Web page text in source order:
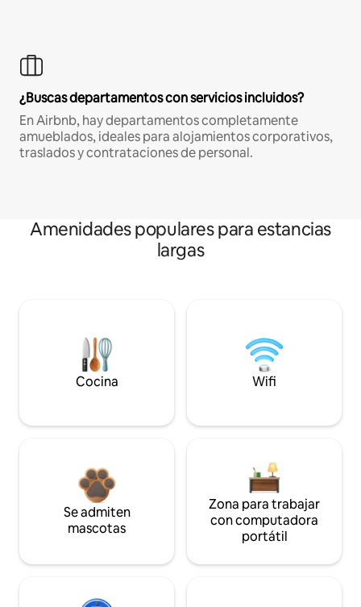
¿Buscas departamentos con servicios incluidos?
En Airbnb, hay departamentos completamente
amueblados, ideales para alojamientos corporativos,
traslados y contrataciones de personal.
Amenidades populares para estancias
largas
Cocina Wifi
Se admiten
mascotas
Zona para trabajar
con computadora
portátil